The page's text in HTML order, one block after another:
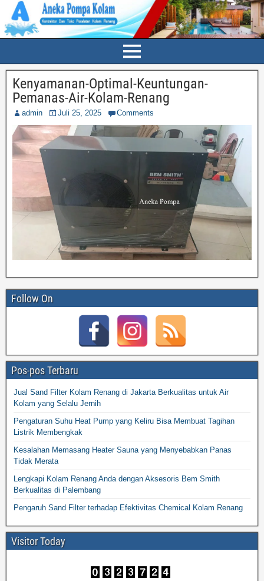
Kenyamanan-Optimal-Keuntungan-
Pemanas-Air-Kolam-Renang
admin Juli 25, 2025 Comments
Follow On
Pos-pos Terbaru
Jual Sand Filter Kolam Renang di Jakarta Berkualitas untuk Air
Kolam yang Selalu Jernih
Pengaturan Suhu Heat Pump yang Keliru Bisa Membuat Tagihan
Listrik Membengkak
Kesalahan Memasang Heater Sauna yang Menyebabkan Panas
Tidak Merata
Lengkapi Kolam Renang Anda dengan Aksesoris Bem Smith
Berkualitas di Palembang
Pengaruh Sand Filter terhadap Efektivitas Chemical Kolam Renang
Visitor Today